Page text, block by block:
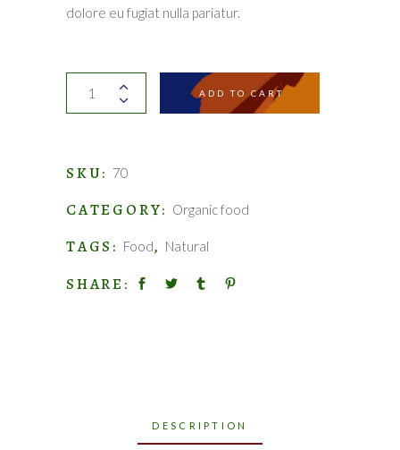
dolore eu fugiat nulla pariatur.
ADD TO CART
SKU: 70
CATEGORY: Organic food
TAGS: Food, Natural
SHARE:
DESCRIPTION